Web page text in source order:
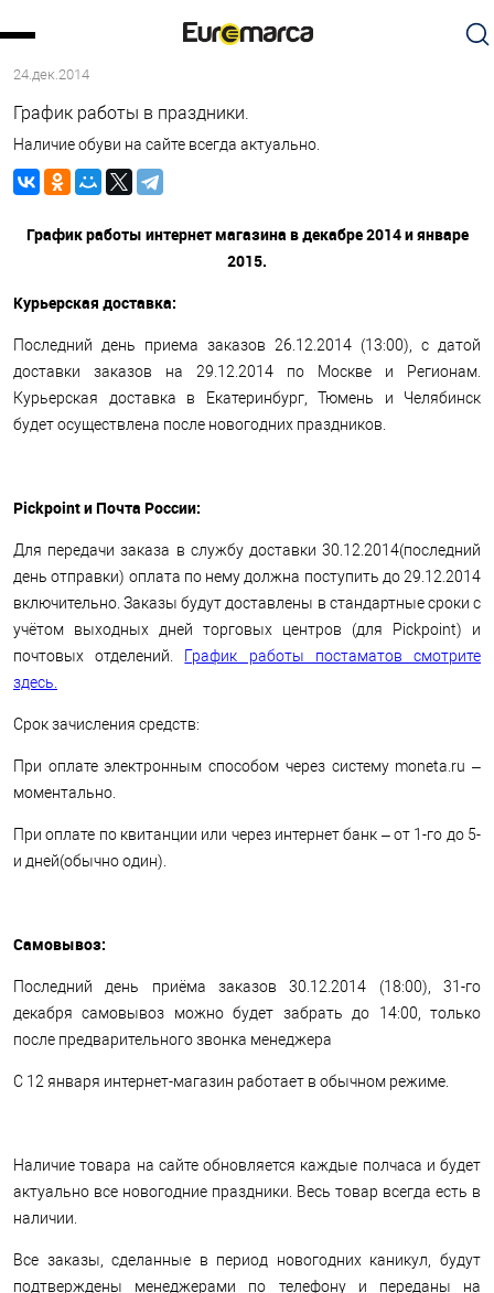
24.дек.2014
График работы в праздники.
Наличие обуви на сайте всегда актуально.
График работы интернет магазина в декабре 2014 и январе
2015.
Курьерская доставка:
Последний день приема заказов 26.12.2014 (13:00), с датой
доставки заказов на 29.12.2014 по Москве и Регионам.
Курьерская доставка в Екатеринбург, Тюмень и Челябинск
будет осуществлена после новогодних праздников.
Pickpoint и Почта России:
Для передачи заказа в службу доставки 30.12.2014(последний
день отправки) оплата по нему должна поступить до 29.12.2014
включительно. Заказы будут доставлены в стандартные сроки с
учётом выходных дней торговых центров (для Pickpoint) и
почтовых отделений. График работы постаматов смотрите
здесь.
Срок зачисления средств:
При оплате электронным способом через систему moneta.ru –
моментально.
При оплате по квитанции или через интернет банк – от 1-го до 5-
и дней(обычно один).
Самовывоз:
Последний день приёма заказов 30.12.2014 (18:00), 31-го
декабря самовывоз можно будет забрать до 14:00, только
после предварительного звонка менеджера
С 12 января интернет-магазин работает в обычном режиме.
Наличие товара на сайте обновляется каждые полчаса и будет
актуально все новогодние праздники. Весь товар всегда есть в
наличии.
Все заказы, сделанные в период новогодних каникул, будут
подтверждены менеджерами по телефону и переданы на